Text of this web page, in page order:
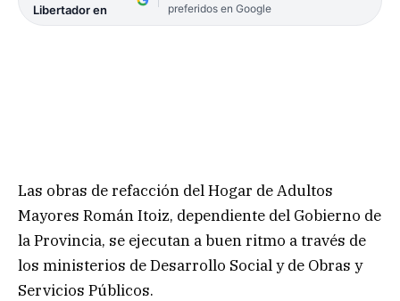
Libertador en
preferidos en Google
Las obras de refacción del Hogar de Adultos
Mayores Román Itoiz, dependiente del Gobierno de
la Provincia, se ejecutan a buen ritmo a través de
los ministerios de Desarrollo Social y de Obras y
Servicios Públicos.